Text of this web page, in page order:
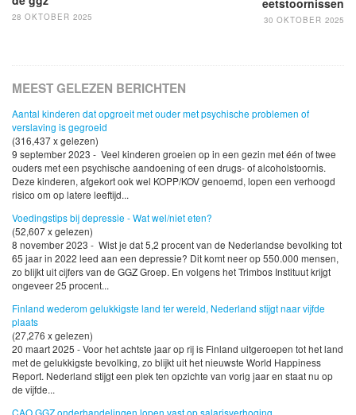
eetstoornissen
30 OKTOBER 2025
28 OKTOBER 2025
MEEST GELEZEN BERICHTEN
Aantal kinderen dat opgroeit met ouder met psychische problemen of
verslaving is gegroeid
(316,437 x gelezen)
9 september 2023 - Veel kinderen groeien op in een gezin met één of twee
ouders met een psychische aandoening of een drugs- of alcoholstoornis.
Deze kinderen, afgekort ook wel KOPP/KOV genoemd, lopen een verhoogd
risico om op latere leeftijd...
Voedingstips bij depressie - Wat wel/niet eten?
(52,607 x gelezen)
8 november 2023 - Wist je dat 5,2 procent van de Nederlandse bevolking tot
65 jaar in 2022 leed aan een depressie? Dit komt neer op 550.000 mensen,
zo blijkt uit cijfers van de GGZ Groep. En volgens het Trimbos Instituut krijgt
ongeveer 25 procent...
Finland wederom gelukkigste land ter wereld, Nederland stijgt naar vijfde
plaats
(27,276 x gelezen)
20 maart 2025 - Voor het achtste jaar op rij is Finland uitgeroepen tot het land
met de gelukkigste bevolking, zo blijkt uit het nieuwste World Happiness
Report. Nederland stijgt een plek ten opzichte van vorig jaar en staat nu op
de vijfde...
CAO GGZ onderhandelingen lopen vast op salarisverhoging